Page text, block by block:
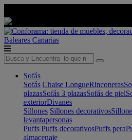
Baleares Canarias
Sofás
Sofás Chaise LongueRinconeras
plazasSofás 3 plazasSofás de piel
exteriorDivanes
Sillones Sillones decorativos
levantapersonas
Puffs Puffs decorativosPuffs pera
almacenaje